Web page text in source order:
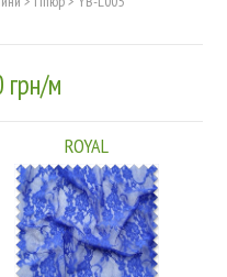
грн/м
ROYAL